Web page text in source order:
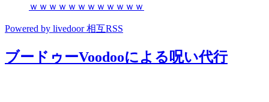
ｗｗｗｗｗｗｗｗｗｗｗｗ
Powered by livedoor 相互RSS
ブードゥーVoodooによる呪い代行